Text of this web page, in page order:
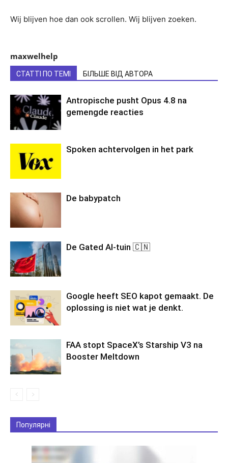
Wij blijven hoe dan ook scrollen. Wij blijven zoeken.
maxwelhelp
СТАТТІ ПО ТЕМІ БІЛЬШЕ ВІД АВТОРА
Antropische pusht Opus 4.8 na
gemengde reacties
Spoken achtervolgen in het park
De babypatch
De Gated AI-tuin 🇨🇳
Google heeft SEO kapot gemaakt. De
oplossing is niet wat je denkt.
FAA stopt SpaceX’s Starship V3 na
Booster Meltdown
Популярні